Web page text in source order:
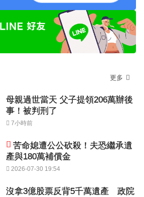
更多
母親過世當天 父子提領206萬辦後
事！被判刑了
7小時前
苦命媳遭公公砍殺！夫恐繼承遺
產與180萬補償金
2026-07-30 19:54
沒拿3億股票反背5千萬遺產 政院